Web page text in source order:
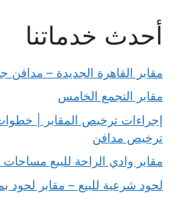
أحدث خدماتنا
مقابر القاهرة الجديدة – مدافن
مقابر التجمع الخامس
إجراءات ترخيص المقابر |
ترخيص مدافن
مقابر وادي الراحة للبيع
لحود شرعية للبيع – مقابر لحود